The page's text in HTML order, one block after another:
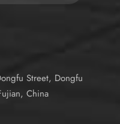
Street, Dongfu
China